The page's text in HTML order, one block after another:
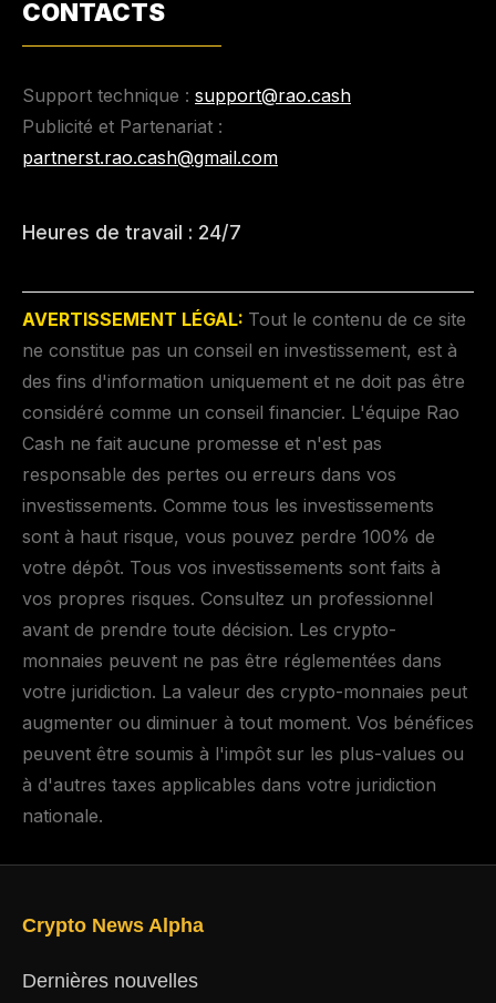
CONTACTS
Support technique : support@rao.cash
Publicité et Partenariat :
partnerst.rao.cash@gmail.com
Heures de travail : 24/7
AVERTISSEMENT LÉGAL: Tout le contenu de ce site
ne constitue pas un conseil en investissement, est à
des fins d'information uniquement et ne doit pas être
considéré comme un conseil financier. L'équipe Rao
Cash ne fait aucune promesse et n'est pas
responsable des pertes ou erreurs dans vos
investissements. Comme tous les investissements
sont à haut risque, vous pouvez perdre 100% de
votre dépôt. Tous vos investissements sont faits à
vos propres risques. Consultez un professionnel
avant de prendre toute décision. Les crypto-
monnaies peuvent ne pas être réglementées dans
votre juridiction. La valeur des crypto-monnaies peut
augmenter ou diminuer à tout moment. Vos bénéfices
peuvent être soumis à l'impôt sur les plus-values ou
à d'autres taxes applicables dans votre juridiction
nationale.
Crypto News Alpha
Dernières nouvelles